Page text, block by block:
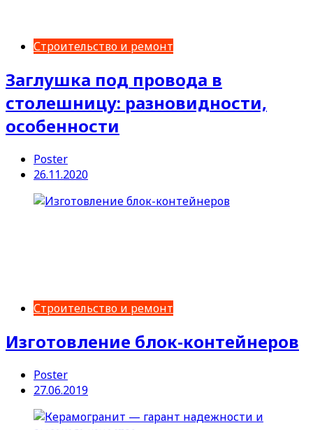
Строительство и ремонт
Заглушка под провода в
столешницу: разновидности,
особенности
Poster
26.11.2020
Строительство и ремонт
Изготовление блок-контейнеров
Poster
27.06.2019